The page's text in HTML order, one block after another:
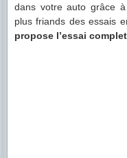
dans votre auto grâce à
plus friands des essais
propose l’essai